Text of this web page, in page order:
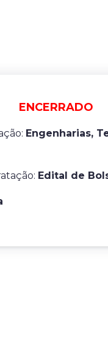
ENCERRADO
Engenharias,
Edital de